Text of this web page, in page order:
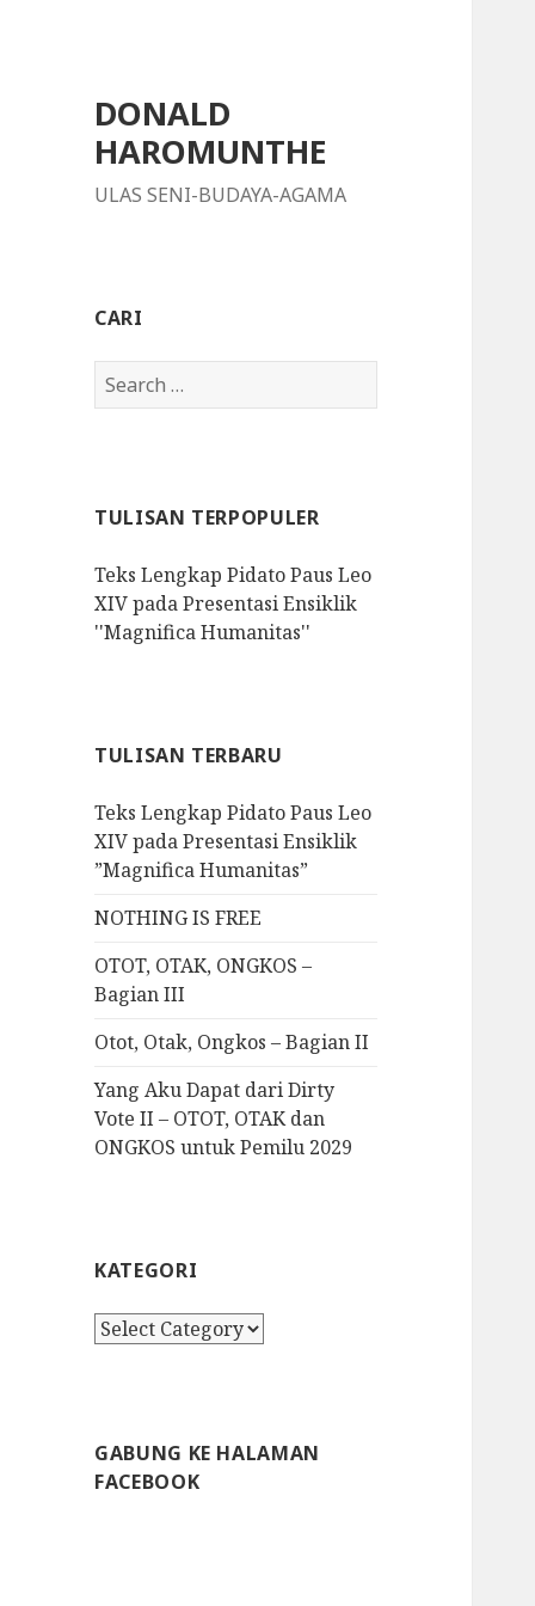
DONALD
HAROMUNTHE
ULAS SENI-BUDAYA-AGAMA
CARI
S
e
h
o
r
:
TULISAN TERPOPULER
Teks Lengkap Pidato Paus Leo
XIV pada Presentasi Ensiklik
''Magnifica Humanitas''
TULISAN TERBARU
Teks Lengkap Pidato Paus Leo
XIV pada Presentasi Ensiklik
”Magnifica Humanitas”
NOTHING IS FREE
OTOT, OTAK, ONGKOS –
Bagian III
Otot, Otak, Ongkos – Bagian II
Yang Aku Dapat dari Dirty
Vote II – OTOT, OTAK dan
ONGKOS untuk Pemilu 2029
KATEGORI
K
g
o
GABUNG KE HALAMAN
FACEBOOK